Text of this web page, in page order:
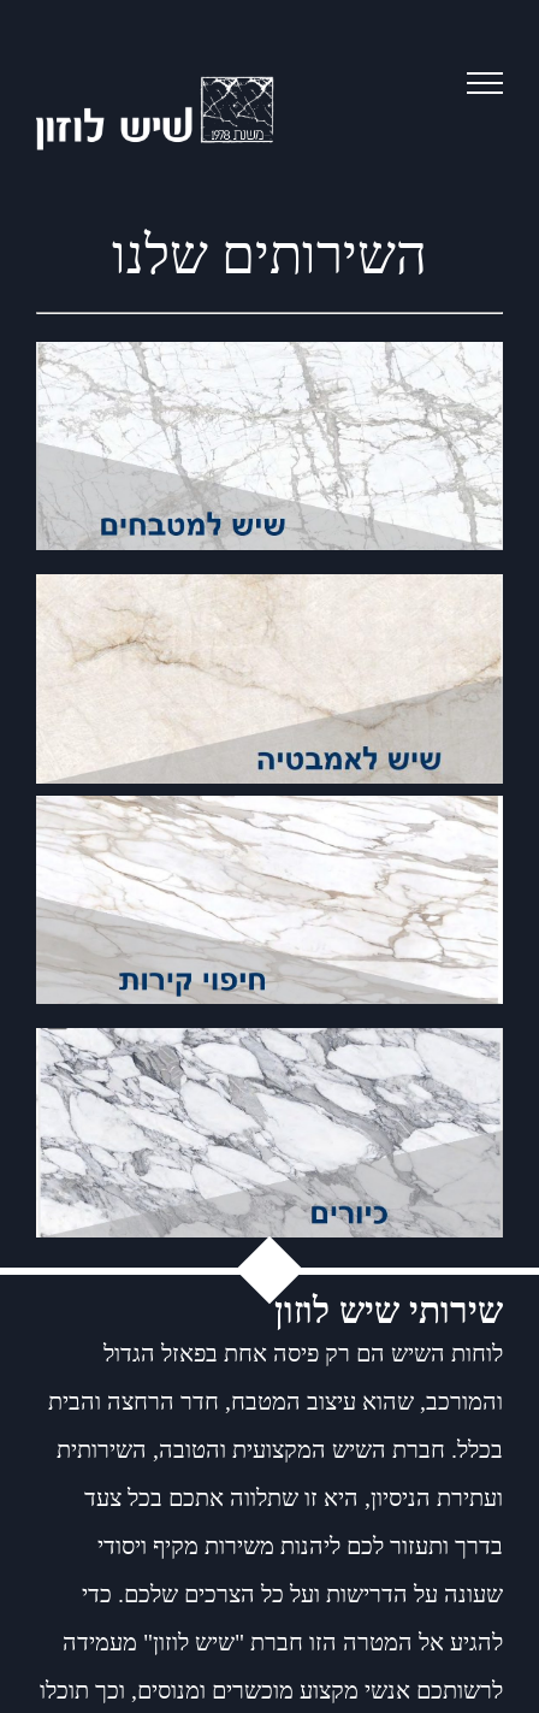
השירותים שלנו
שירותי שיש לוזון
לוחות השיש הם רק פיסה אחת בפאזל הגדול
והמורכב, שהוא עיצוב המטבח, חדר הרחצה והבית
בכלל. חברת השיש המקצועית והטובה, השירותית
ועתירת הניסיון, היא זו שתלווה אתכם בכל צעד
בדרך ותעזור לכם ליהנות משירות מקיף ויסודי
שעונה על הדרישות ועל כל הצרכים שלכם. כדי
להגיע אל המטרה הזו חברת "שיש לוזון" מעמידה
לרשותכם אנשי מקצוע מוכשרים ומנוסים, וכך תוכלו